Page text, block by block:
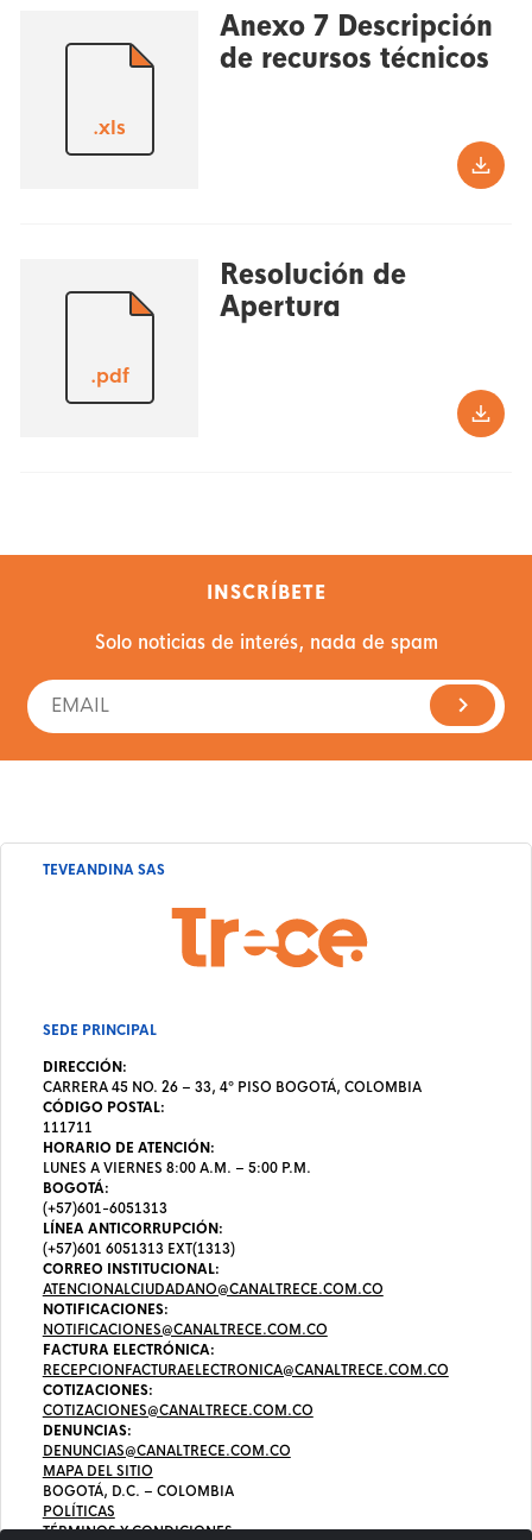
.xls
Anexo 7 Descripción
de recursos técnicos
.pdf
Resolución de
Apertura
INSCRÍBETE
Solo noticias de interés, nada de spam
TEVEANDINA SAS
SEDE PRINCIPAL
DIRECCIÓN:
CARRERA 45 NO. 26 – 33, 4º PISO BOGOTÁ, COLOMBIA
CÓDIGO POSTAL:
111711
HORARIO DE ATENCIÓN:
LUNES A VIERNES 8:00 A.M. – 5:00 P.M.
BOGOTÁ:
(+57)601-6051313
LÍNEA ANTICORRUPCIÓN:
(+57)601 6051313 EXT(1313)
CORREO INSTITUCIONAL:
ATENCIONALCIUDADANO@CANALTRECE.COM.CO
NOTIFICACIONES:
NOTIFICACIONES@CANALTRECE.COM.CO
FACTURA ELECTRÓNICA:
RECEPCIONFACTURAELECTRONICA@CANALTRECE.COM.CO
COTIZACIONES:
COTIZACIONES@CANALTRECE.COM.CO
DENUNCIAS:
DENUNCIAS@CANALTRECE.COM.CO
MAPA DEL SITIO
BOGOTÁ, D.C. – COLOMBIA
POLÍTICAS
TÉRMINOS Y CONDICIONES